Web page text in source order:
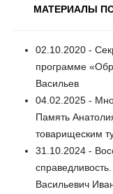
МАТЕРИАЛЫ
02.10.2020 -
программе
Васильев
04.02.2025 -
Память
товарищеским
31.10.2024 -
Васильевич